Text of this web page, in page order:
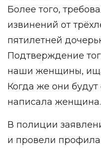
Более того,
извинений от
пятилетней
Подтверждение
наши женщины,
Когда же они будут
написала женщина.
В полиции
и провели